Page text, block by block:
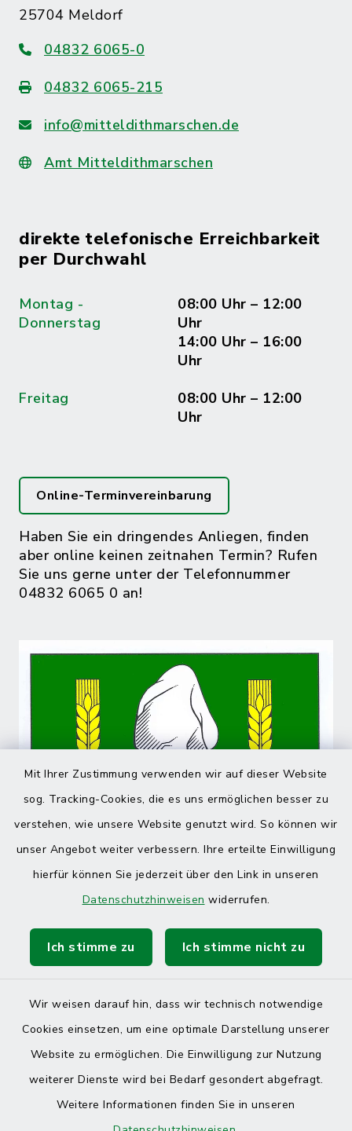
Mit Ihrer Zustimmung verwenden wir auf dieser Website
sog. Tracking-Cookies, die es uns ermöglichen besser zu
verstehen, wie unsere Website genutzt wird. So können wir
unser Angebot weiter verbessern. Ihre erteilte Einwilligung
hierfür können Sie jederzeit über den Link in unseren
Datenschutzhinweisen widerrufen.
Ich stimme zu Ich stimme nicht zu
Wir weisen darauf hin, dass wir technisch notwendige
Cookies einsetzen, um eine optimale Darstellung unserer
Website zu ermöglichen. Die Einwilligung zur Nutzung
weiterer Dienste wird bei Bedarf gesondert abgefragt.
Weitere Informationen finden Sie in unseren
25704 Meldorf
04832 6065-0
04832 6065-215
info@mitteldithmarschen.de
Amt Mitteldithmarschen
direkte telefonische Erreichbarkeit
per Durchwahl
Montag -
Donnerstag
08:00 Uhr – 12:00
Uhr
14:00 Uhr – 16:00
Uhr
Freitag
08:00 Uhr – 12:00
Uhr
Online-Terminvereinbarung
Haben Sie ein dringendes Anliegen, finden
aber online keinen zeitnahen Termin? Rufen
Sie uns gerne unter der Telefonnummer
04832 6065 0 an!
Barrierefreiheit